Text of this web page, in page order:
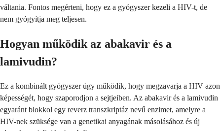
váltania. Fontos megérteni, hogy ez a gyógyszer kezeli a HIV-t, de
nem gyógyítja meg teljesen.
Hogyan működik az abakavir és a
lamivudin?
Ez a kombinált gyógyszer úgy működik, hogy megzavarja a HIV azon
képességét, hogy szaporodjon a sejtjeiben. Az abakavir és a lamivudin
egyaránt blokkol egy reverz transzkriptáz nevű enzimet, amelyre a
HIV-nek szüksége van a genetikai anyagának másolásához és új